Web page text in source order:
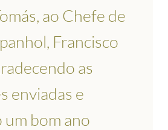
ao Chefe de
Francisco
as
enviadas e
bom ano